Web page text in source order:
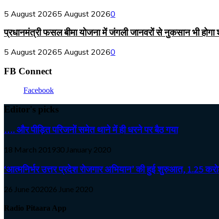
5 August 20265 August 20260
प्रधानमंत्री फसल बीमा योजना में जंगली जानवरों से नुकसान भी होगा
5 August 20265 August 20260
FB Connect
Facebook
Editor's picks
…. और पीड़ित परिजनों समेत थाने में ही धरने पर बैठ गया
18 March 201930 January 2020
‘आत्मनिर्भर उत्तर प्रदेश रोजगार अभियान’ की हुई शुरुआत, 1.25
26 June 202026 June 2020
Radio Pitaara App